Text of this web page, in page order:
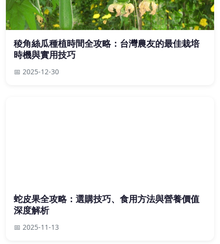
稜角絲瓜種植時間全攻略：台灣農友的最佳栽培
時機與實用技巧
📅 2025-12-30
蛇皮果全攻略：選購技巧、食用方法與營養價值
深度解析
📅 2025-11-13